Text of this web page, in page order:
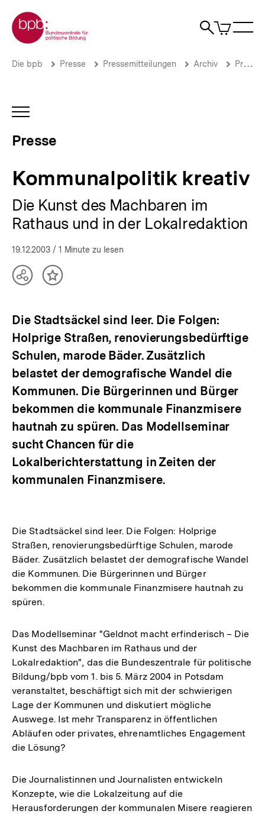
zum
Seiteninhalt
springen
Zur Startseite der bpb
Suche
Artikel
im
Kommunalpolitik
bpb.de
Brotkrümelnavigation
Pfadnavigation
Die bpb Presse Pressemitteilungen Archiv Pressemitteilungen 2003
INHALTSNAVIGATION
Presse
Kommunalpolitik kreativ
Die Kunst des Machbaren im
Rathaus und in der Lokalredaktion
19.12.2003 / 1 Minute zu lesen
TeilenInhalt
Die Stadtsäckel sind leer. Die Folgen:
Holprige Straßen, renovierungsbedürftige
Schulen, marode Bäder. Zusätzlich
belastet der demografische Wandel die
Kommunen. Die Bürgerinnen und Bürger
bekommen die kommunale Finanzmisere
hautnah zu spüren. Das Modellseminar
sucht Chancen für die
Lokalberichterstattung in Zeiten der
kommunalen Finanzmisere.
Die Stadtsäckel sind leer. Die Folgen: Holprige
Straßen, renovierungsbedürftige Schulen, marode
Bäder. Zusätzlich belastet der demografische Wandel
die Kommunen. Die Bürgerinnen und Bürger
bekommen die kommunale Finanzmisere hautnah zu
spüren.
Das Modellseminar "Geldnot macht erfinderisch – Die
Kunst des Machbaren im Rathaus und der
Lokalredaktion", das die Bundeszentrale für politische
Bildung/bpb vom 1. bis 5. März 2004 in Potsdam
veranstaltet, beschäftigt sich mit der schwierigen
Lage der Kommunen und diskutiert mögliche
Auswege. Ist mehr Transparenz in öffentlichen
Abläufen oder privates, ehrenamtliches Engagement
die Lösung?
Die Journalistinnen und Journalisten entwickeln
Konzepte, wie die Lokalzeitung auf die
Herausforderungen der kommunalen Misere reagieren